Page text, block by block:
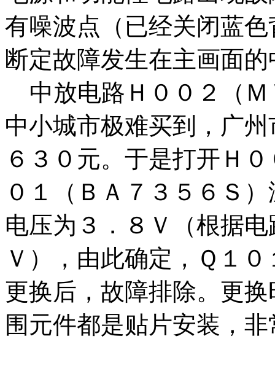
有噪波点（已经关闭蓝
断定故障发生在主画面
中放电路Ｈ００２（Ｍ
中小城市极难买到，广
６３０元。于是打开Ｈ
０１（ＢＡ７３５６Ｓ
电压为３．８Ｖ（根据
Ｖ），由此确定，Ｑ１
更换后，故障排除。更
围元件都是贴片安装，